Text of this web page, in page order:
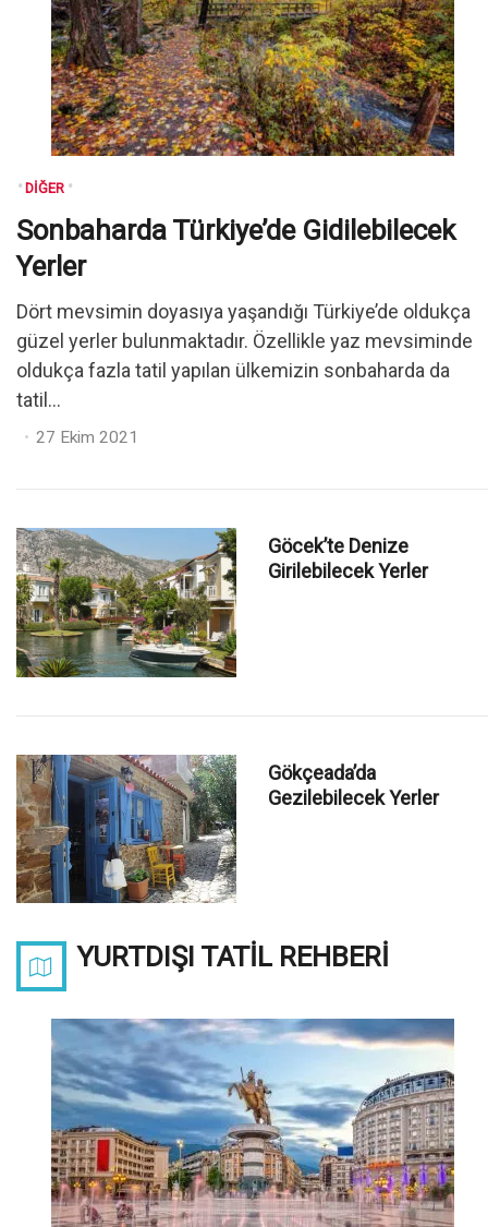
DIĞER
Sonbaharda Türkiye’de Gidilebilecek
Yerler
Dört mevsimin doyasıya yaşandığı Türkiye’de oldukça
güzel yerler bulunmaktadır. Özellikle yaz mevsiminde
oldukça fazla tatil yapılan ülkemizin sonbaharda da
tatil...
Posted
27 Ekim 2021
Göcek’te Denize
Girilebilecek Yerler
Gökçeada’da
Gezilebilecek Yerler
YURTDIŞI TATIL REHBERI